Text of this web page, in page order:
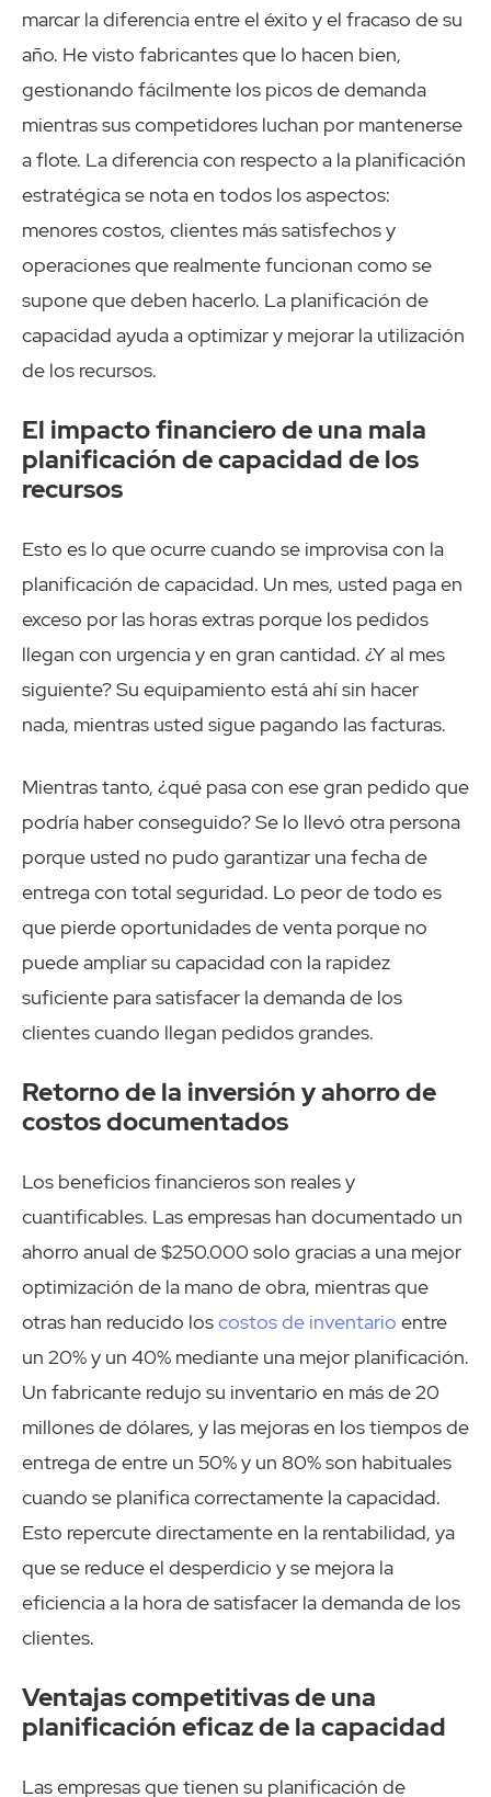
marcar la diferencia entre el éxito y el fracaso de su
año. He visto fabricantes que lo hacen bien,
gestionando fácilmente los picos de demanda
mientras sus competidores luchan por mantenerse
a flote. La diferencia con respecto a la planificación
estratégica se nota en todos los aspectos:
menores costos, clientes más satisfechos y
operaciones que realmente funcionan como se
supone que deben hacerlo. La planificación de
capacidad ayuda a optimizar y mejorar la utilización
de los recursos.
El impacto financiero de una mala
planificación de capacidad de los
recursos
Esto es lo que ocurre cuando se improvisa con la
planificación de capacidad. Un mes, usted paga en
exceso por las horas extras porque los pedidos
llegan con urgencia y en gran cantidad. ¿Y al mes
siguiente? Su equipamiento está ahí sin hacer
nada, mientras usted sigue pagando las facturas.
Mientras tanto, ¿qué pasa con ese gran pedido que
podría haber conseguido? Se lo llevó otra persona
porque usted no pudo garantizar una fecha de
entrega con total seguridad. Lo peor de todo es
que pierde oportunidades de venta porque no
puede ampliar su capacidad con la rapidez
suficiente para satisfacer la demanda de los
clientes cuando llegan pedidos grandes.
Retorno de la inversión y ahorro de
costos documentados
Los beneficios financieros son reales y
cuantificables. Las empresas han documentado un
ahorro anual de $250.000 solo gracias a una mejor
optimización de la mano de obra, mientras que
otras han reducido loscostos de inventario entre
un 20% y un 40% mediante una mejor planificación.
Un fabricante redujo su inventario en más de 20
millones de dólares, y las mejoras en los tiempos de
entrega de entre un 50% y un 80% son habituales
cuando se planifica correctamente la capacidad.
Esto repercute directamente en la rentabilidad, ya
que se reduce el desperdicio y se mejora la
eficiencia a la hora de satisfacer la demanda de los
clientes.
Ventajas competitivas de una
planificación eficaz de la capacidad
Las empresas que tienen su planificación de